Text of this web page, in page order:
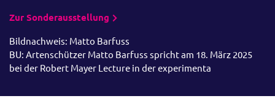
Zur Sonderausstellung
Bildnachweis: Matto Barfuss
BU: Artenschützer Matto Barfuss spricht am 18. März 2025
bei der Robert Mayer Lecture in der experimenta